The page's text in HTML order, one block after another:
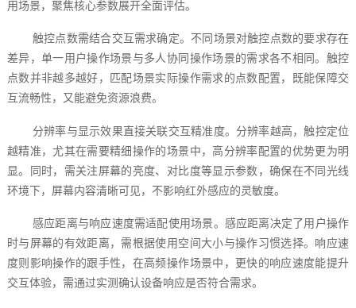
用场景，聚焦核心参数展开全面评估。
触控点数需结合交互需求确定。不同场景对触控点数的要求存在
差异，单一用户操作场景与多人协同操作场景的需求各不相同。触控
点数并非越多越好，匹配场景实际操作需求的点数配置，既能保障交
互流畅性，又能避免资源浪费。
分辨率与显示效果直接关联交互精准度。分辨率越高，触控定位
越精准，尤其在需要精细操作的场景中，高分辨率配置的优势更为明
显。同时，需关注屏幕的亮度、对比度等显示参数，确保在不同光线
环境下，屏幕内容清晰可见，不影响红外感应的灵敏度。
感应距离与响应速度需适配使用场景。感应距离决定了用户操作
时与屏幕的有效距离，需根据使用空间大小与操作习惯选择。响应速
度则影响操作的跟手性，在高频操作场景中，更快的响应速度能提升
交互体验，需通过实测确认设备响应是否符合需求。